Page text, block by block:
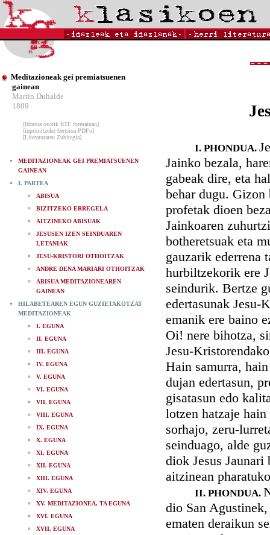
Meditazioneak gei premiatsuenen
gainean
Martin Duhalde
1809
[liburua osorik RTF formatuan]
[inprimitzeko bertsioa PDFn]
[Literaturaren Zubitegia]
MEDITAZIONEAK GEI PREMIATSUENEN
GAINEAN
I. PARTEA
ABISUA
BIZITZEKO ERREGELA
AITZINEKO ABISUAK
JESUSEN IZEN SEINDUAREN
LETANIAK
JESU-KRISTORI OTHOITZAK
ANDRE DENA MARIARI OTHOITZAK
ABISUA MEDITAZIONEAREN
GAINEAN
HILABETEAREN EGUN GUZIETAKOTZAT
MEDITAZIONEAK
I. EGUNA
II. EGUNA
III. EGUNA
IV. EGUNA
V. EGUNA
VI. EGUNA
VII. EGUNA
VIII. EGUNA
IX. EGUNA
X. EGUNA
XI. EGUNA
XII. EGUNA
XIII. EGUNA
XIV. EGUNA
XV. MEDITAZIONEA, TA EGUNA
XVI. EGUNA
XVII. EGUNA
I. PHONDUA.
Jainko bezala,
gabeak dire, eta
behar dugu. Gizon
profetak dioen
Jainkoaren
botheretsuak eta
gauzarik ederrena
hurbiltzekorik ere
seindurik. Bertze
edertasunak Jesu-
emanik ere baino
Oi! nere bihotza,
Jesu-
Hain samurra,
dujan edertasun,
gisatasun edo
lotzen hatzaje
sorhajo, zeru-
seinduago, alde
diok Jesus
aitzinean
II. PHONDUA.
dio San
ematen deraikun